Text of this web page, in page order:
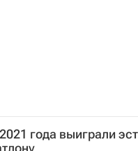
года выиграли